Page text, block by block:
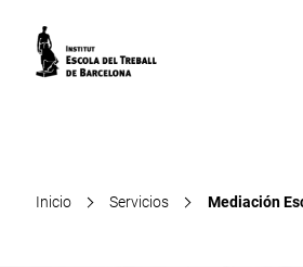
Inicio Servicios Mediación